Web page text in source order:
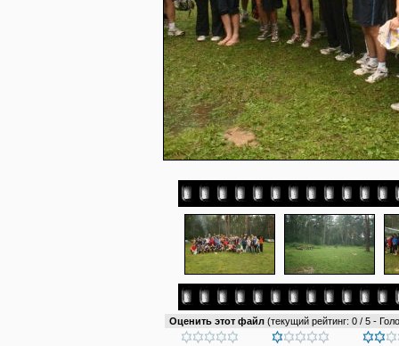
Оценить этот файл (текущий рейтинг: 0 / 5 -